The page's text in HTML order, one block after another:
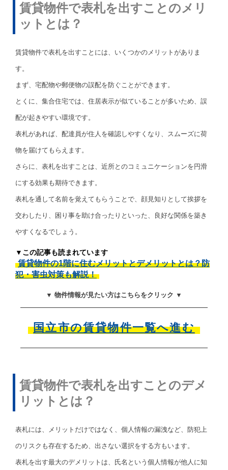
賃貸物件で表札を出すことのメリ
ットとは？
賃貸物件で表札を出すことには、いくつかのメリットがありま
す。
まず、宅配物や郵便物の誤配を防ぐことができます。
とくに、集合住宅では、住居表示が似ていることが多いため、誤
配が起きやすい環境です。
表札があれば、配達員が住人を確認しやすくなり、スムーズに荷
物を届けてもらえます。
さらに、表札を出すことは、近所とのコミュニケーションを円滑
にする効果も期待できます。
表札を通して名前を覚えてもらうことで、顔見知りとして挨拶を
交わしたり、困り事を助け合ったりといった、良好な関係を築き
やすくなるでしょう。
▼この記事も読まれています
賃貸物件の1階に住むメリットとデメリットとは？防
犯・害虫対策も解説！
▼ 物件情報が見たい方はこちらをクリック ▼
国立市の賃貸物件一覧へ進む
賃貸物件で表札を出すことのデメ
リットとは？
表札には、メリットだけではなく、個人情報の漏洩など、防犯上
のリスクも存在するため、出さない選択をする方もいます。
表札を出す最大のデメリットは、氏名という個人情報が他人に知